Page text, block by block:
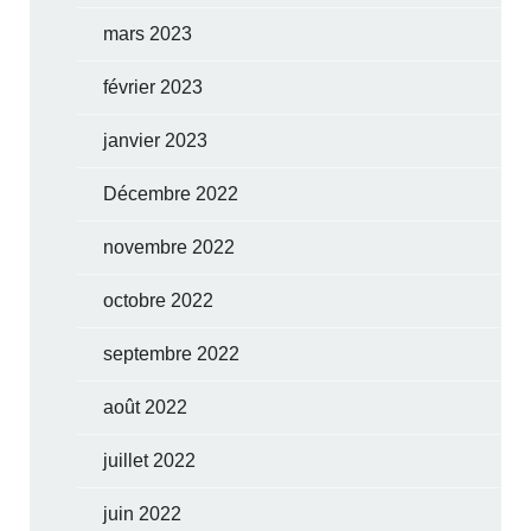
mars 2023
février 2023
janvier 2023
Décembre 2022
novembre 2022
octobre 2022
septembre 2022
août 2022
juillet 2022
juin 2022